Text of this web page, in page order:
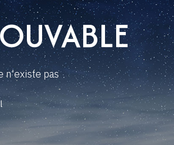
n'existe pas